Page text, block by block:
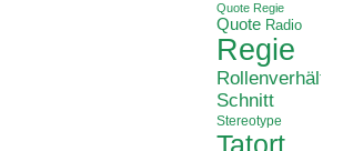
Quote Regie
Quote Radio
Regie
Schnitt
Stereotype